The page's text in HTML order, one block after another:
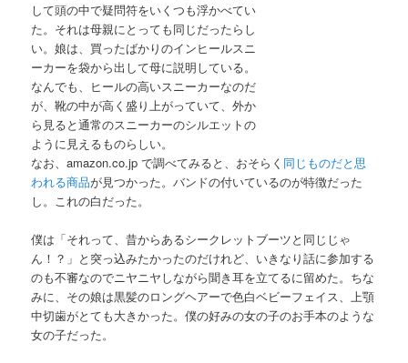
して頭の中で疑問符をいくつも浮かべてい
た。それは母親にとっても同じだったらし
い。娘は、買ったばかりのインヒールスニ
ーカーを袋から出して母に説明している。
なんでも、ヒールの高いスニーカーなのだ
が、靴の中が高く盛り上がっていて、外か
ら見ると通常のスニーカーのシルエットの
ように見えるものらしい。
なお、amazon.co.jp で調べてみると、おそらく 同じものだと思
われる商品が見つかった。バンドの付いているのが特徴だった
し。これの白だった。
僕は「それって、昔からあるシークレットブーツと同じじゃ
ん！？」と突っ込みたかったのだけれど、いきなり話に参加する
のも不審なのでニヤニヤしながら聞き耳を立てるに留めた。ちな
みに、その娘は黒髪のロングヘアーで色白ベビーフェイス、上顎
中切歯がとても大きかった。僕の好みの女の子のお手本のような
女の子だった。